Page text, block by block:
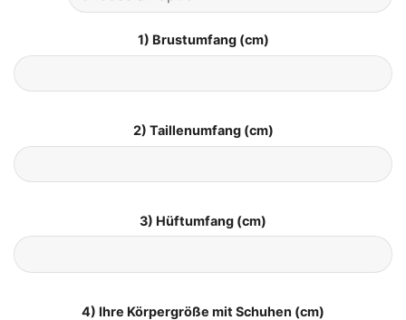
1) Brustumfang (cm)
2) Taillenumfang (cm)
3) Hüftumfang (cm)
4) Ihre Körpergröße mit Schuhen (cm)